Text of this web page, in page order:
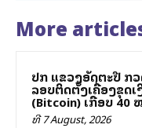
More
ປກສ ແຂວງອັດຕະປື ກ
ລອບຕິດຕັ້ງເຄື່ອງຂຸດ
(Bitcoin) ເກືອບ 40
ທີ 7 August, 2026